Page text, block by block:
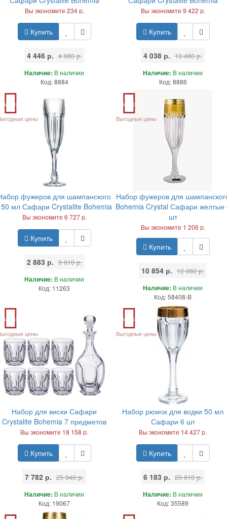
Вы экономите 234 р.
Купить
4 446 р. 4 680 р.
Наличие: В наличии
Код: 8884
Вы экономите 9 422 р.
Купить
4 038 р. 13 460 р.
Наличие: В наличии
Код: 8886
Акция
цены
фужеров для шампанского
мл Сафари Crystalite Bohemia
Вы экономите 6 727 р.
Купить
2 883 р. 9 610 р.
Наличие: В наличии
Код: 11263
Акция
Выгодные цены
Набор фужеров для
Bohemia Crystal Сафари желтые
шт
Вы экономите 1 206 р.
Купить
10 854 р. 12 060 р.
Наличие: В наличии
Код: 58408-B
Акция
цены
Набор для виски Сафари
Crystalite Bohemia 7 предметов
Вы экономите 18 158 р.
Купить
7 782 р. 25 940 р.
Наличие: В наличии
Код: 19067
Акция
Выгодные цены
Набор рюмок для водки 50 мл
Сафари 6 шт
Вы экономите 14 427 р.
Купить
6 183 р. 20 610 р.
Наличие: В наличии
Код: 35589